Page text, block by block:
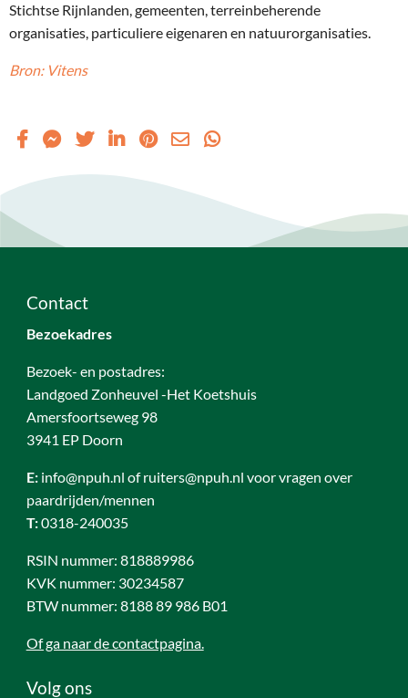
Stichtse Rijnlanden, gemeenten, terreinbeherende
organisaties, particuliere eigenaren en natuurorganisaties.
Bron: Vitens
Contact
Bezoekadres
Bezoek- en postadres:
Landgoed Zonheuvel -Het Koetshuis
Amersfoortseweg 98
3941 EP Doorn
E:info@npuh.nl of ruiters@npuh.nl voor vragen over
paardrijden/mennen
T:0318-240035
RSIN nummer: 818889986
KVK nummer: 30234587
BTW nummer: 8188 89 986 B01
Of ga naar de contactpagina.
Volg ons